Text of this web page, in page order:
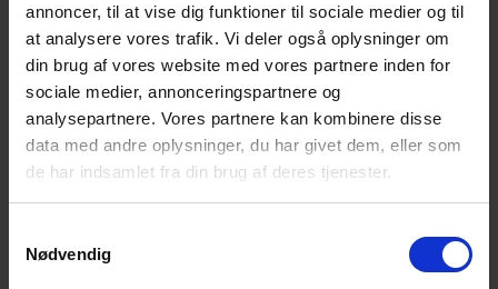
annoncer, til at vise dig funktioner til sociale medier og til
at analysere vores trafik. Vi deler også oplysninger om
din brug af vores website med vores partnere inden for
sociale medier, annonceringspartnere og
analysepartnere. Vores partnere kan kombinere disse
data med andre oplysninger, du har givet dem, eller som
de har indsamlet fra din brug af deres tjenester.
Nødvendig
Direktor
Kenneth Øhrberg Krag
+45 21 73 36 66
krag@cyklistforbundet.dk
Presse
Jørgen Schlosser
+45 40 70 83 63